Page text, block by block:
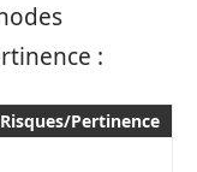
:
Risques/Pertinence